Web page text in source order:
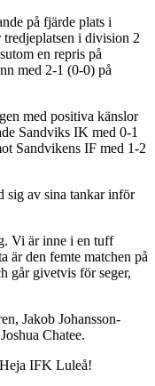
på fjärde plats i
i division 2
en repris på
med 2-1 (0-0) på
med positiva känslor
Sandviks IK med 0-1
Sandvikens IF med 1-2
sig av sina tankar inför
Vi är inne i en tuff
är den femte matchen på
går givetvis för seger,
Jakob Johansson-
Chatee.
IFK Luleå!